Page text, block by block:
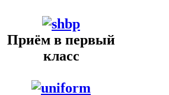
Приём в первый
класс